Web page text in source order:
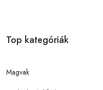
Top kategóriák
Magvak